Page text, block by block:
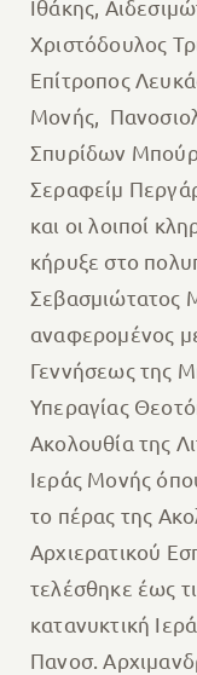
Ιθάκης,
Χριστόδουλος
Επίτροπος
Μονής,
Σπυρίδων
Σεραφείμ
και οι λοιποί
κήρυξε στο
Σεβασμιώτατος
αναφερομένος
Γεννήσεως της
Υπεραγίας
Ακολουθία της
Ιεράς Μονής
το πέρας της
Αρχιερατικού
τελέσθηκε έως
κατανυκτική
Πανοσ.